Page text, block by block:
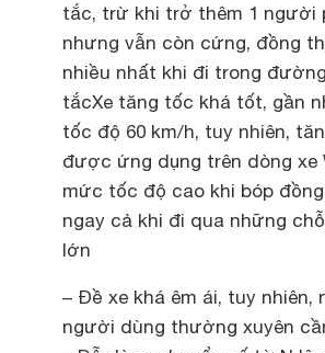
tắc, trừ khi trở thêm 1 người
nhưng vẫn còn cứng, đồng
nhiều nhất khi đi trong
tắcXe tăng tốc khá tốt, gần
tốc độ 60 km/h, tuy nhiên,
được ứng dụng trên dòng xe
mức tốc độ cao khi bóp
ngay cả khi đi qua những
lớn
– Đề xe khá êm ái, tuy
người dùng thường xuyên